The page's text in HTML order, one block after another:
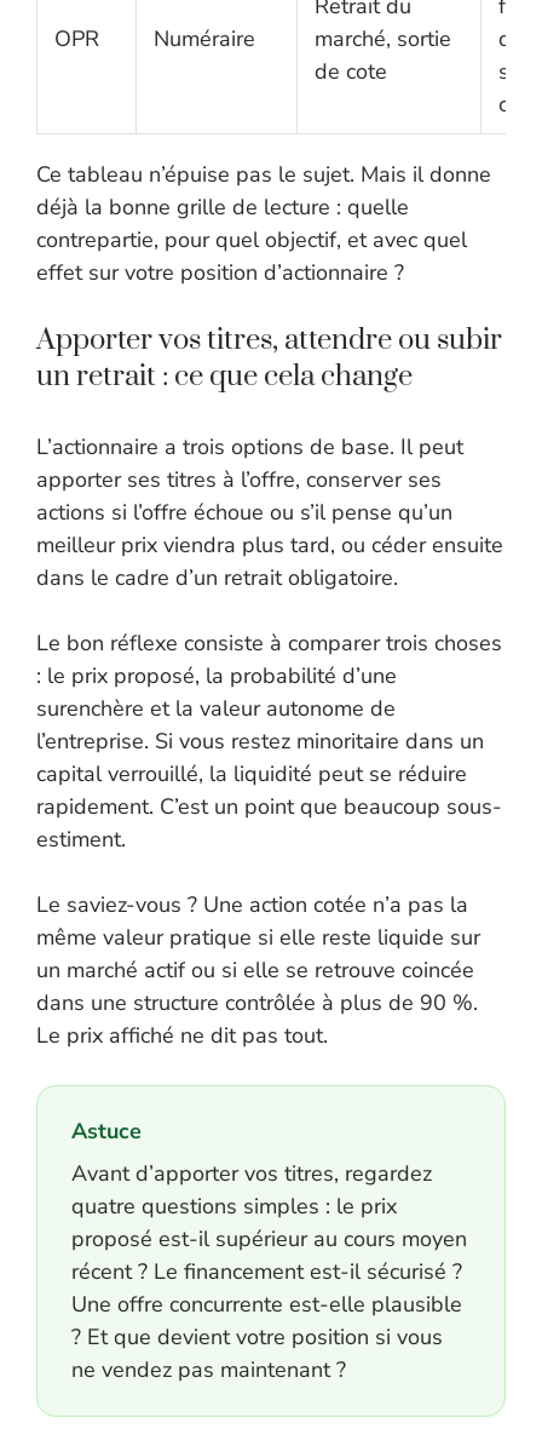
OPR Numéraire
marché, sortie
de cote
cas
Ce tableau n’épuise pas le sujet. Mais il donne
déjà la bonne grille de lecture : quelle
contrepartie, pour quel objectif, et avec quel
effet sur votre position d’actionnaire ?
Apporter vos titres, attendre ou subir
un retrait : ce que cela change
L’actionnaire a trois options de base. Il peut
apporter ses titres à l’offre, conserver ses
actions si l’offre échoue ou s’il pense qu’un
meilleur prix viendra plus tard, ou céder ensuite
dans le cadre d’un retrait obligatoire.
Le bon réflexe consiste à comparer trois choses
: le prix proposé, la probabilité d’une
surenchère et la valeur autonome de
l’entreprise. Si vous restez minoritaire dans un
capital verrouillé, la liquidité peut se réduire
rapidement. C’est un point que beaucoup sous-
estiment.
Le saviez-vous ? Une action cotée n’a pas la
même valeur pratique si elle reste liquide sur
un marché actif ou si elle se retrouve coincée
dans une structure contrôlée à plus de 90 %.
Le prix affiché ne dit pas tout.
Astuce
Avant d’apporter vos titres, regardez
quatre questions simples : le prix
proposé est-il supérieur au cours moyen
récent ? Le financement est-il sécurisé ?
Une offre concurrente est-elle plausible
? Et que devient votre position si vous
ne vendez pas maintenant ?